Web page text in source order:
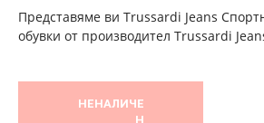
Представяме ви Trussardi Jeans
обувки от производител Trussardi
НЕНАЛИЧЕ
Н